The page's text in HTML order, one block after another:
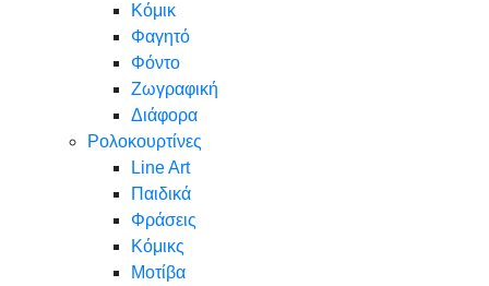
Κόμικ
Φαγητό
Φόντο
Ζωγραφική
Διάφορα
Ρολοκουρτίνες
Line Art
Παιδικά
Φράσεις
Κόμικς
Μοτίβα